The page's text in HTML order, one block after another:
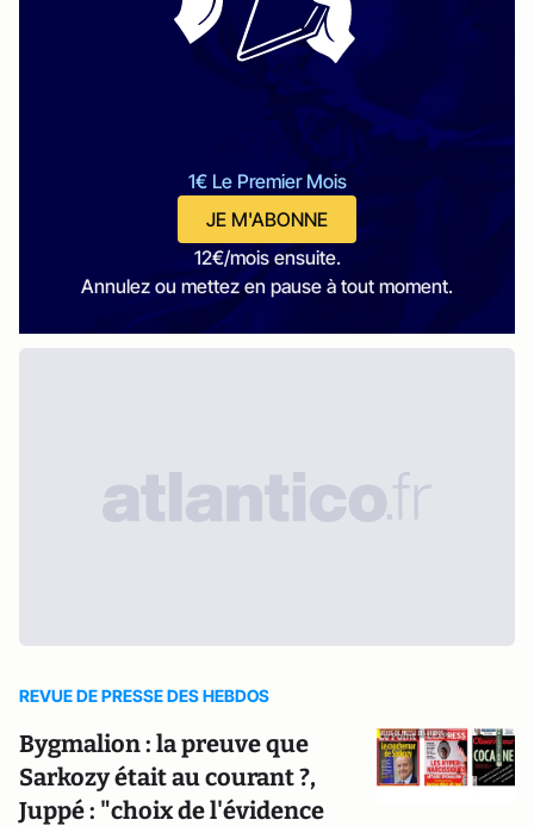
1€ Le Premier Mois
JE M'ABONNE
12€/mois ensuite.
Annulez ou mettez en pause à tout moment.
REVUE DE PRESSE DES HEBDOS
Bygmalion : la preuve que
Sarkozy était au courant ?,
Juppé : "choix de l'évidence